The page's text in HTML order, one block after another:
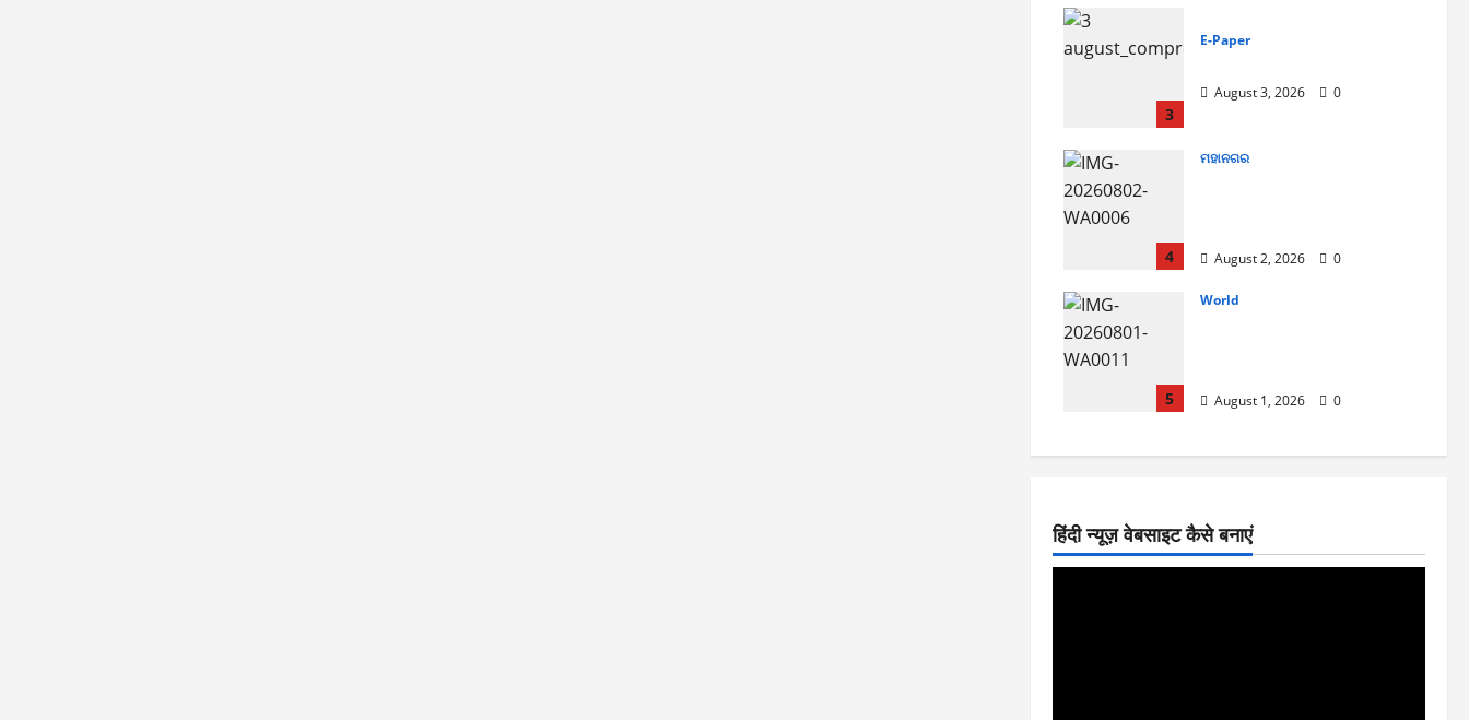
3
E-Paper
August 3, 2026 0
4
ମହାନଗର
August 2, 2026 0
5
World
August 1, 2026 0
हिंदी न्यूज़ वेबसाइट कैसे बनाएं